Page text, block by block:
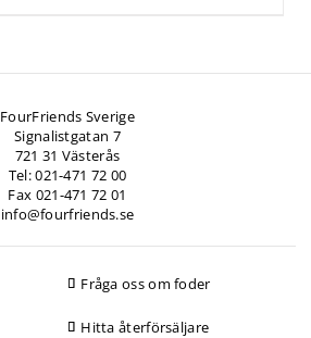
FourFriends Sverige
Signalistgatan 7
721 31 Västerås
Tel: 021-471 72 00
Fax 021-471 72 01
info@fourfriends.se
Fråga oss om foder
Hitta återförsäljare